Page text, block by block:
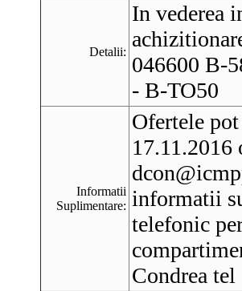
Detalii:
In vederea
046600 B-
- B-TO50
Informatii
Suplimentare:
Ofertele
informatii
telefonic
Condrea